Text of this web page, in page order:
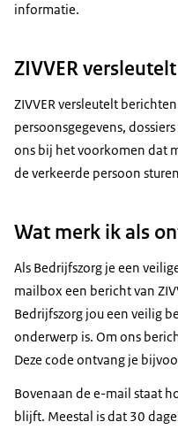
informatie.
ZIVVER
ZIVVER versleutelt
persoonsgegevens,
ons bij het voorkomen dat
de verkeerde persoon
Wat merk ik als
Als Bedrijfszorg je een
mailbox een bericht van
Bedrijfszorg jou een veilig
onderwerp is. Om ons
Deze code ontvang je
Bovenaan de e-mail staat
blijft. Meestal is dat 30